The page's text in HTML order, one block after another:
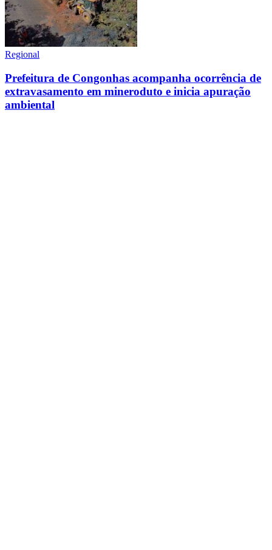
Regional
Prefeitura de Congonhas acompanha ocorrência de
extravasamento em mineroduto e inicia apuração
ambiental